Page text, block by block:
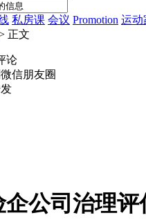
私房课 会议 Promotion 运动
正文
论
信朋友圈
企公司治理